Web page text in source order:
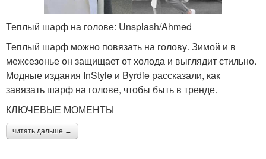
Теплый шарф на голове: Unsplash/Ahmed
Теплый шарф можно повязать на голову. Зимой и в
межсезонье он защищает от холода и выглядит стильно.
Модные издания InStyle и Byrdie рассказали, как
завязать шарф на голове, чтобы быть в тренде.
КЛЮЧЕВЫЕ МОМЕНТЫ
читать дальше →